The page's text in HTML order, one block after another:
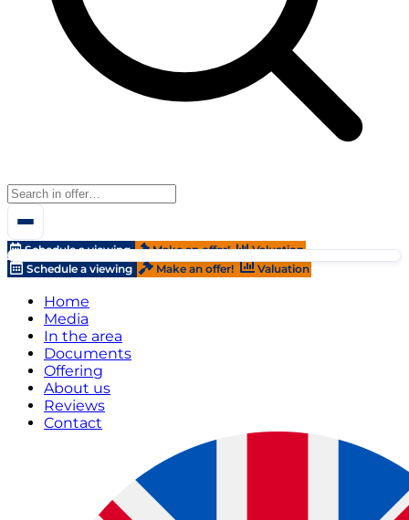
Schedule a viewing Make an offer!
Valuation
Schedule a viewing
Make an offer! Valuation
Home
Media
In the area
Documents
Offering
About us
Reviews
Contact